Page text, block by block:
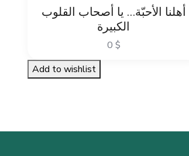
أهلنا الأحبّة… يا أصحاب القلوب
الكبيرة
0 $
Add to wishlist